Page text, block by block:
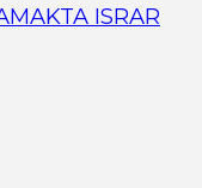
ISRAR